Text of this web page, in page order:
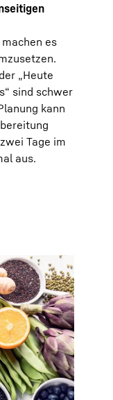
es
„Heute
sind schwer
kann
Tage im
aus.